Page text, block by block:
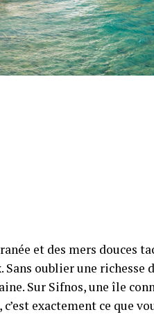
et des mers douces
Sans oublier une richesse
Sur Sifnos, une île
exactement ce que